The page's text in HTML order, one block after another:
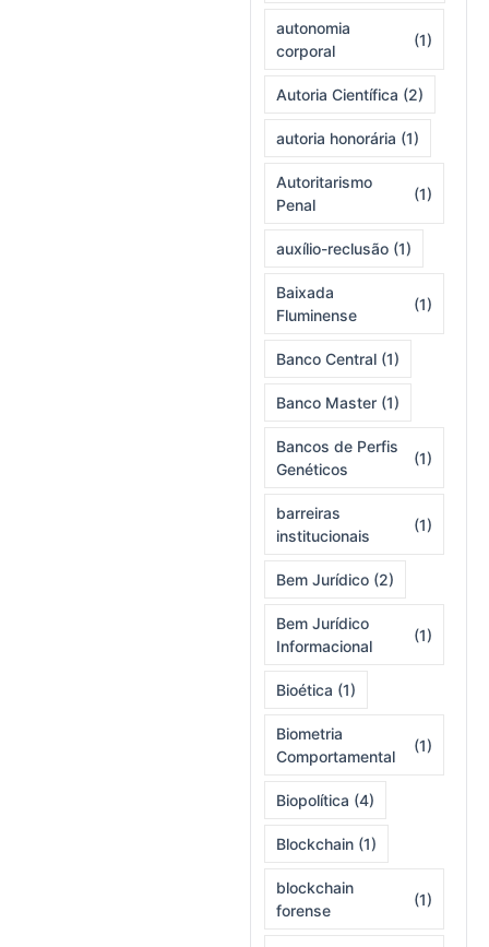
autonomia
corporal
(1)
Autoria Científica (2)
autoria honorária (1)
Autoritarismo
Penal
(1)
auxílio-reclusão (1)
Baixada
Fluminense
(1)
Banco Central (1)
Banco Master (1)
Bancos de Perfis
Genéticos
(1)
barreiras
institucionais
(1)
Bem Jurídico (2)
Bem Jurídico
Informacional
(1)
Bioética (1)
Biometria
Comportamental
(1)
Biopolítica (4)
Blockchain (1)
blockchain
forense
(1)